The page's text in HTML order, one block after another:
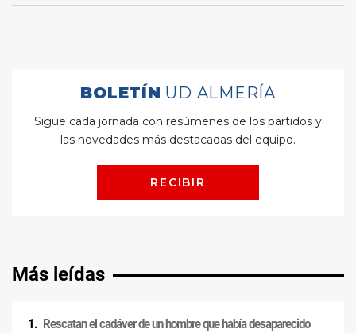
Más leídas
Rescatan el cadáver de un hombre que había desaparecido